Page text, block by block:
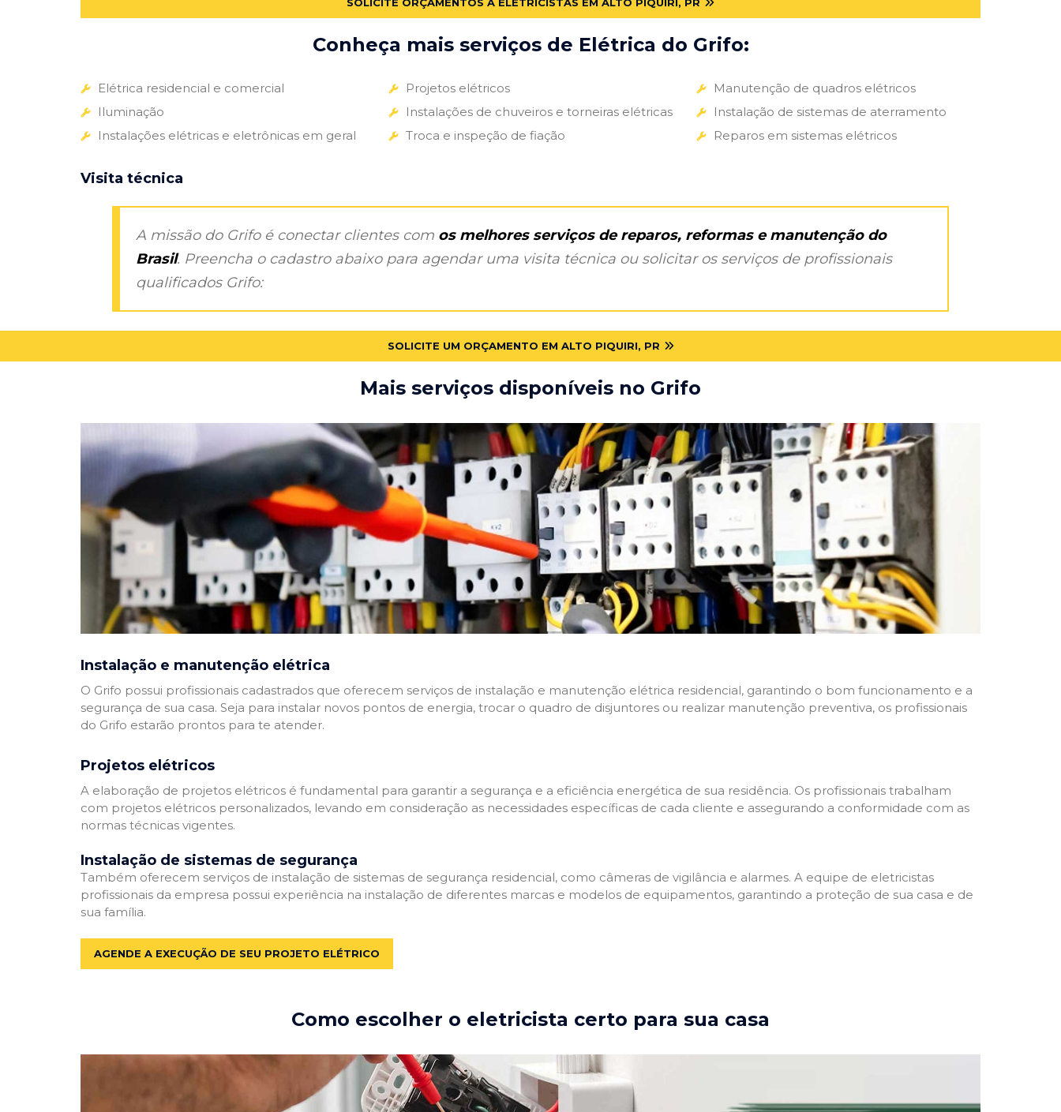
Conheça mais serviços de Elétrica do Grifo:
Elétrica residencial e comercial
Iluminação
Instalações elétricas e eletrônicas em geral
Projetos elétricos
Instalações de chuveiros e torneiras elétricas
Troca e inspeção de fiação
Manutenção de quadros elétricos
Instalação de sistemas de aterramento
Reparos em sistemas elétricos
Visita técnica
A missão do Grifo é conectar clientes com os melhores serviços de reparos, reformas e manutenção do
Brasil. Preencha o cadastro abaixo para agendar uma visita técnica ou solicitar os serviços de profissionais
qualificados Grifo:
SOLICITE UM ORÇAMENTO EM ALTO PIQUIRI, PR
Mais serviços disponíveis no Grifo
Instalação e manutenção elétrica
O Grifo possui profissionais cadastrados que oferecem serviços de instalação e manutenção elétrica residencial, garantindo o bom funcionamento e a
segurança de sua casa. Seja para instalar novos pontos de energia, trocar o quadro de disjuntores ou realizar manutenção preventiva, os profissionais
do Grifo estarão prontos para te atender.
Projetos elétricos
A elaboração de projetos elétricos é fundamental para garantir a segurança e a eficiência energética de sua residência. Os profissionais trabalham
com projetos elétricos personalizados, levando em consideração as necessidades específicas de cada cliente e assegurando a conformidade com as
normas técnicas vigentes.
Instalação de sistemas de segurança
Também oferecem serviços de instalação de sistemas de segurança residencial, como câmeras de vigilância e alarmes. A equipe de eletricistas
profissionais da empresa possui experiência na instalação de diferentes marcas e modelos de equipamentos, garantindo a proteção de sua casa e de
sua família.
AGENDE A EXECUÇÃO DE SEU PROJETO ELÉTRICO
Como escolher o eletricista certo para sua casa